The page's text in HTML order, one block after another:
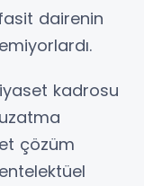
dairenin
kadrosu
çözüm